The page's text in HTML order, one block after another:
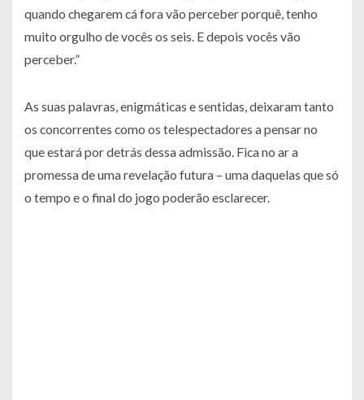
quando chegarem cá fora vão perceber porquê, tenho
muito orgulho de vocês os seis. E depois vocês vão
perceber.”
As suas palavras, enigmáticas e sentidas, deixaram tanto
os concorrentes como os telespectadores a pensar no
que estará por detrás dessa admissão. Fica no ar a
promessa de uma revelação futura – uma daquelas que só
o tempo e o final do jogo poderão esclarecer.